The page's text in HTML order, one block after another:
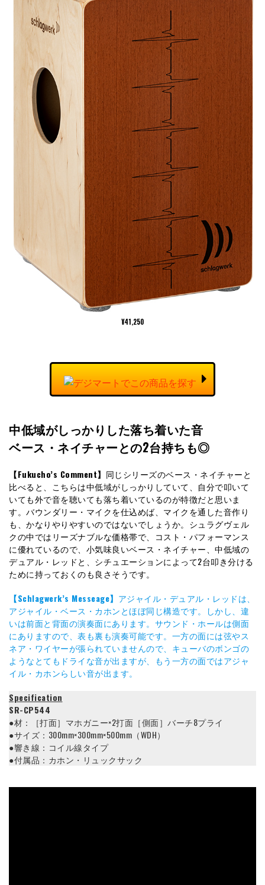
¥41,250
中低域がしっかりした落ち着いた音
ベース・ネイチャーとの2台持ちも◎
【Fukucho’s Comment】 同じシリーズのベース・ネイチャーと
比べると、こちらは中低域がしっかりしていて、自分で叩いて
いても外で音を聴いても落ち着いているのが特徴だと思いま
す。バウンダリー・マイクを仕込めば、マイクを通した音作り
も、かなりやりやすいのではないでしょうか。シュラグヴェル
クの中ではリーズナブルな価格帯で、コスト・パフォーマンス
に優れているので、小気味良いベース・ネイチャー、中低域の
デュアル・レッドと、シチュエーションによって2台叩き分ける
ために持っておくのも良さそうです。
【Schlagwerk’s Messeage】 アジャイル・デュアル・レッドは、
アジャイル・ベース・カホンとほぼ同じ構造です。しかし、違
いは前面と背面の演奏面にあります。サウンド・ホールは側面
にありますので、表も裏も演奏可能です。一方の面には弦やス
ネア・ワイヤーが張られていませんので、キューバのボンゴの
ようなとてもドライな音が出ますが、もう一方の面ではアジャ
イル・カホンらしい音が出ます。
Specification
SR-CP544
●材：［打面］マホガニー×2打面［側面］バーチ8プライ
●サイズ：300mm×300mm×500mm（WDH）
●響き線：コイル線タイプ
●付属品：カホン・リュックサック